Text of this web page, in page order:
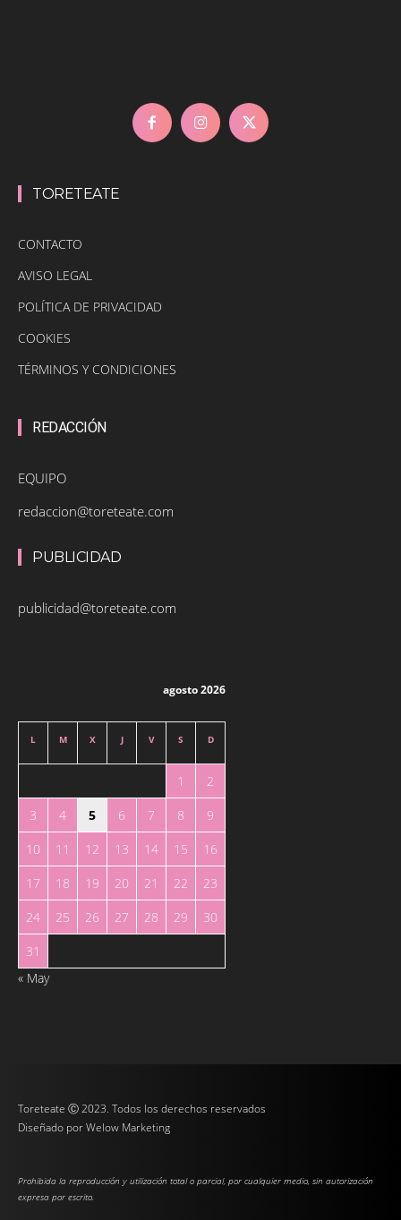
TORETEATE
CONTACTO
AVISO LEGAL
POLÍTICA DE PRIVACIDAD
COOKIES
TÉRMINOS Y CONDICIONES
REDACCIÓN
EQUIPO
redaccion@toreteate.com
PUBLICIDAD
publicidad@toreteate.com
agosto 2026
L M X J V S D
1
2
3
4 5 6 7 8
9
10
11 12 13 14 15
16
17
18 19 20 21 22
23
24
25 26 27 28 29
30
31
« May
Toreteate Ⓒ 2023. Todos los derechos reservados
Diseñado porWelow Marketing
Prohibida la reproducción y utilización total o parcial, por cualquier medio, sin autorización
expresa por escrito.